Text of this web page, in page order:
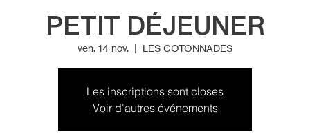
PETIT DÉJEUNER
ven. 14 nov.
  |
LES COTONNADES
Les inscriptions sont closes
Voir d'autres événements